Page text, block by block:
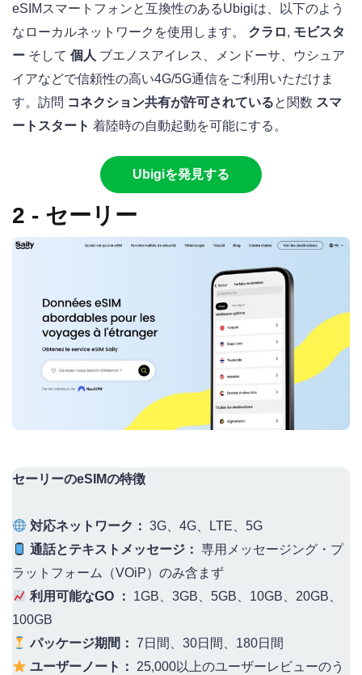
eSIMスマートフォンと互換性のあるUbigiは、以下のよう
なローカルネットワークを使用します。 クラロ, モビスタ
ー そして 個人 ブエノスアイレス、メンドーサ、ウシュア
イアなどで信頼性の高い4G/5G通信をご利用いただけま
す。訪問 コネクション共有が許可されていると関数 スマ
ートスタート 着陸時の自動起動を可能にする。
Ubigiを発見する
2 - セーリー
セーリーのeSIMの特徴
対応ネットワーク： 3G、4G、LTE、5G
通話とテキストメッセージ： 専用メッセージング・プ
ラットフォーム（VOiP）のみ含まず
利用可能なGO ：
1GB、3GB、5GB、10GB、20GB、
100GB
パッケージ期間： 7日間、30日間、180日間
ユーザーノート： 25,000以上のユーザーレビューのう